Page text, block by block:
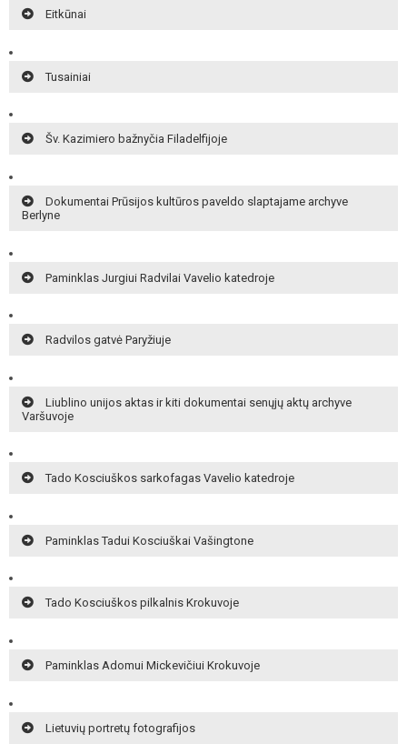
Eitkūnai
Tusainiai
Šv. Kazimiero bažnyčia Filadelfijoje
Dokumentai Prūsijos kultūros paveldo slaptajame archyve
Berlyne
Paminklas Jurgiui Radvilai Vavelio katedroje
Radvilos gatvė Paryžiuje
Liublino unijos aktas ir kiti dokumentai senųjų aktų archyve
Varšuvoje
Tado Kosciuškos sarkofagas Vavelio katedroje
Paminklas Tadui Kosciuškai Vašingtone
Tado Kosciuškos pilkalnis Krokuvoje
Paminklas Adomui Mickevičiui Krokuvoje
Lietuvių portretų fotografijos